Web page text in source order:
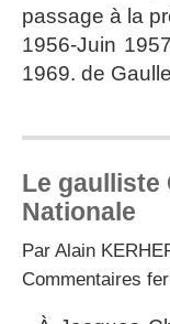
passage à la
1956-Juin
1969. de
Le gaulliste
Nationale
Par Alain
Commentaires